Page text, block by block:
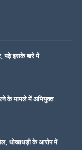
पढ़े इसके बारे में
के मामले में अभियुक्त
धोखाधड़ी के आरोप में